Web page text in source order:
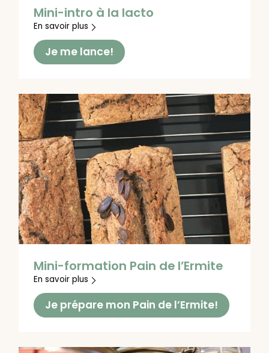
Mini-intro à la lacto
En savoir plus
Je me lance!
Mini-formation Pain de l’Ermite
En savoir plus
Je prépare mon Pain de l’Ermite!